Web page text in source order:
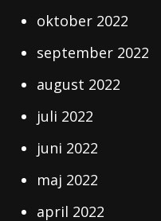
oktober 2022
september 2022
august 2022
juli 2022
juni 2022
maj 2022
april 2022